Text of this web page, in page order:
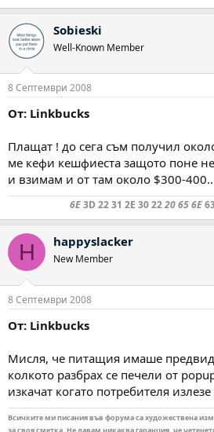
Sobieski
Well-Known Member
8 Септември 2008
От: Linkbucks
Плащат ! до сега съм получил
ме кефи кешфиеста защото поне
и взимам и от там около $300-
6E3D 22 31 2E 30 2220 65 6E
H happyslacker
New Member
8 Септември 2008
От: Linkbucks
Мисля, че питащия имаше
колкото разбрах се печели от
изкачат когато потребителя излезе
Всичките ми писания във форума са художествена
за своя сметка. Не давам никаква гаранция, че